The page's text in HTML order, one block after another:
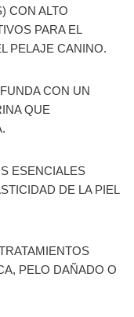
CON ALTO
PARA EL
PELAJE CANINO.
CON UN
QUE
ESENCIALES
DE LA PIEL
PELO DAÑADO O